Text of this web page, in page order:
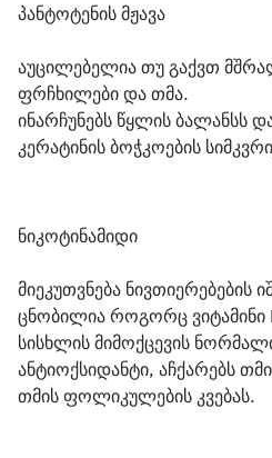
პანტოტენის მჟავა
აუცილებელია თუ გაქვთ
ფრჩხილები და თმა.
ინარჩუნებს წყლის ბალანსს
კერატინის ბოჭკოების
ნიკოტინამიდი
მიეკუთვნება ნივთიერებების
ცნობილია როგორც ვიტამინი
სისხლის მიმოქცევის
ანტიოქსიდანტი, აჩქარებს
თმის ფოლიკულების კვებას.